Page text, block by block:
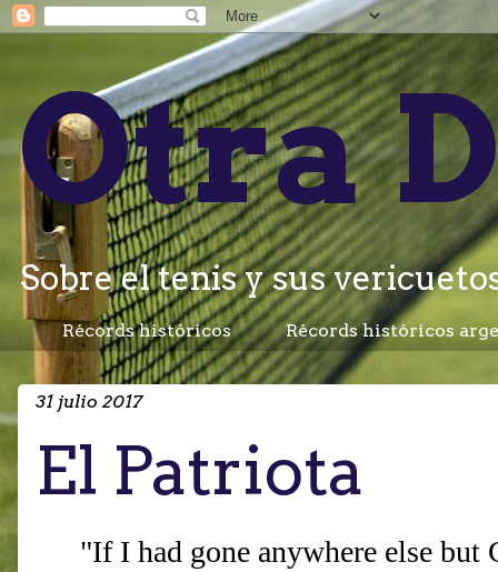
Otra
Sobre el tenis y sus
Récords históricos Récords históricos
31 julio 2017
El Patriota
"If I had gone anywhere else but